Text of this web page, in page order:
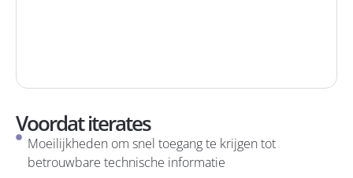
Voordat iterates
Moeilijkheden om snel toegang te krijgen tot
betrouwbare technische informatie